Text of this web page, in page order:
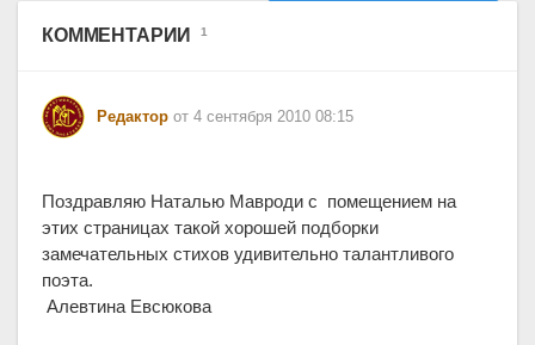
КОММЕНТАРИИ 1
Редактор от 4 сентября 2010 08:15
Поздравляю Наталью Мавроди с помещением на
этих страницах такой хорошей подборки
замечательных стихов удивительно талантливого
поэта.
Алевтина Евсюкова